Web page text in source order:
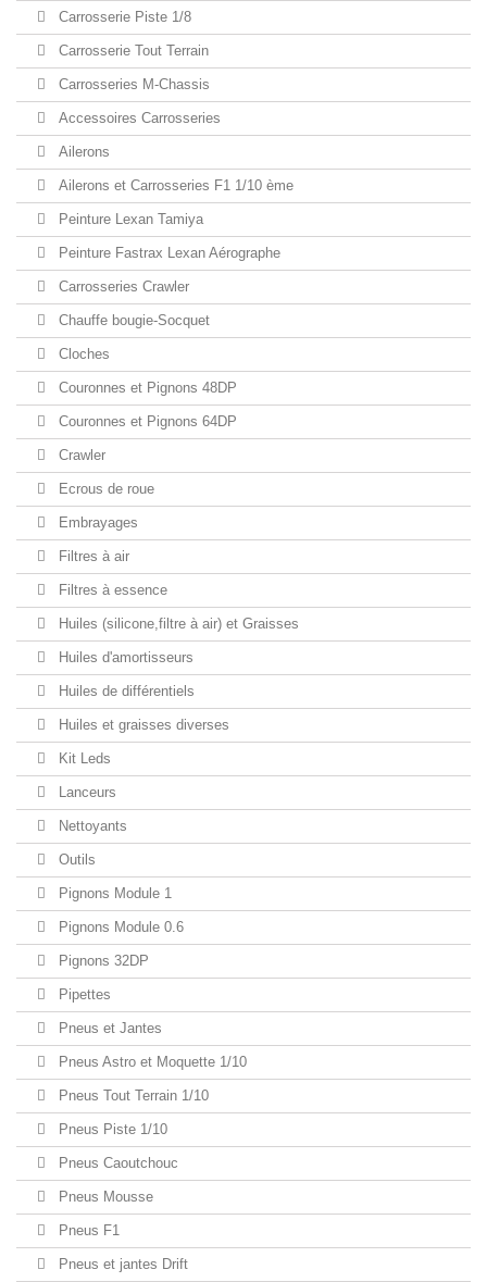
Carrosserie Piste 1/8
Carrosserie Tout Terrain
Carrosseries M-Chassis
Accessoires Carrosseries
Ailerons
Ailerons et Carrosseries F1 1/10 ème
Peinture Lexan Tamiya
Peinture Fastrax Lexan Aérographe
Carrosseries Crawler
Chauffe bougie-Socquet
Cloches
Couronnes et Pignons 48DP
Couronnes et Pignons 64DP
Crawler
Ecrous de roue
Embrayages
Filtres à air
Filtres à essence
Huiles (silicone,filtre à air) et Graisses
Huiles d'amortisseurs
Huiles de différentiels
Huiles et graisses diverses
Kit Leds
Lanceurs
Nettoyants
Outils
Pignons Module 1
Pignons Module 0.6
Pignons 32DP
Pipettes
Pneus et Jantes
Pneus Astro et Moquette 1/10
Pneus Tout Terrain 1/10
Pneus Piste 1/10
Pneus Caoutchouc
Pneus Mousse
Pneus F1
Pneus et jantes Drift